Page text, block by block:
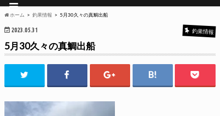
ホーム 釣果情報 5月30久々の真鯛出船
2023.05.31 釣果情報
5月30久々の真鯛出船